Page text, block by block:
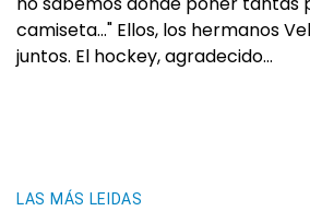
camiseta…" Ellos, los hermanos
juntos. El hockey, agradecido…
LAS MÁS LEIDAS